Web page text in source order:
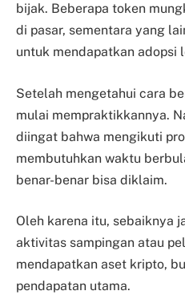
bijak. Beberapa token
di pasar, sementara yang
untuk mendapatkan adopsi
Setelah mengetahui cara
mulai mempraktikkannya.
diingat bahwa mengikuti
membutuhkan waktu
benar-benar bisa diklaim.
Oleh karena itu, sebaiknya
aktivitas sampingan atau
mendapatkan aset kripto,
pendapatan utama.